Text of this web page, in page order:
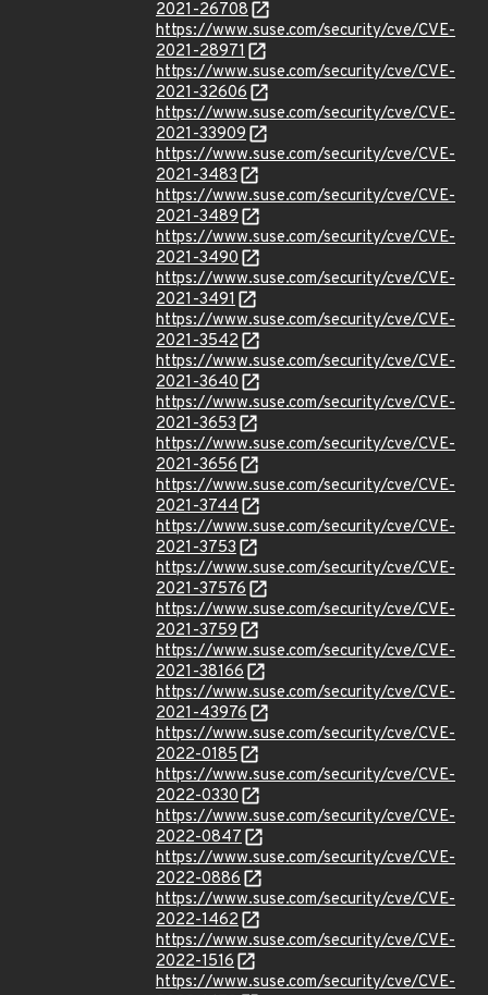
2021-26708
https://www.suse.com/security/cve/CVE-
2021-28971
https://www.suse.com/security/cve/CVE-
2021-32606
https://www.suse.com/security/cve/CVE-
2021-33909
https://www.suse.com/security/cve/CVE-
2021-3483
https://www.suse.com/security/cve/CVE-
2021-3489
https://www.suse.com/security/cve/CVE-
2021-3490
https://www.suse.com/security/cve/CVE-
2021-3491
https://www.suse.com/security/cve/CVE-
2021-3542
https://www.suse.com/security/cve/CVE-
2021-3640
https://www.suse.com/security/cve/CVE-
2021-3653
https://www.suse.com/security/cve/CVE-
2021-3656
https://www.suse.com/security/cve/CVE-
2021-3744
https://www.suse.com/security/cve/CVE-
2021-3753
https://www.suse.com/security/cve/CVE-
2021-37576
https://www.suse.com/security/cve/CVE-
2021-3759
https://www.suse.com/security/cve/CVE-
2021-38166
https://www.suse.com/security/cve/CVE-
2021-43976
https://www.suse.com/security/cve/CVE-
2022-0185
https://www.suse.com/security/cve/CVE-
2022-0330
https://www.suse.com/security/cve/CVE-
2022-0847
https://www.suse.com/security/cve/CVE-
2022-0886
https://www.suse.com/security/cve/CVE-
2022-1462
https://www.suse.com/security/cve/CVE-
2022-1516
https://www.suse.com/security/cve/CVE-